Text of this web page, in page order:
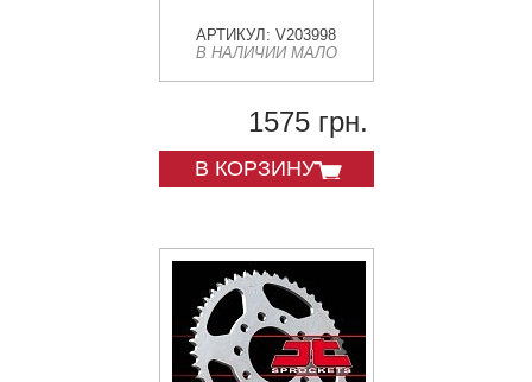
АРТИКУЛ: V203998
В НАЛИЧИИ МАЛО
1575 грн.
В КОРЗИНУ